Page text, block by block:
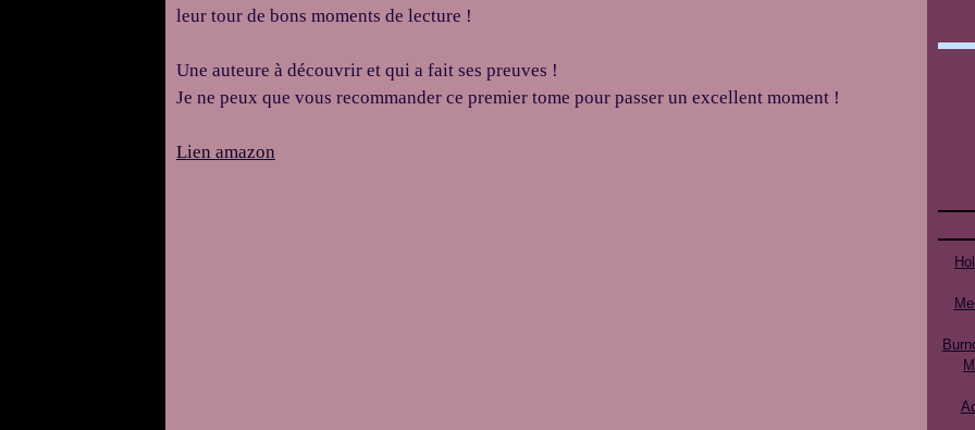
leur tour de bons moments de lecture !
Une auteure à découvrir et qui a fait ses preuves !
Je ne peux que vous recommander ce premier tome pour passer un excellent moment !
Lien amazon